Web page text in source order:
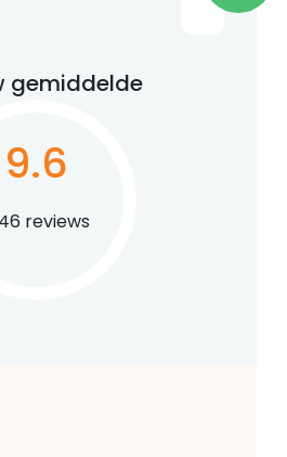
gemiddelde
reviews
9.6